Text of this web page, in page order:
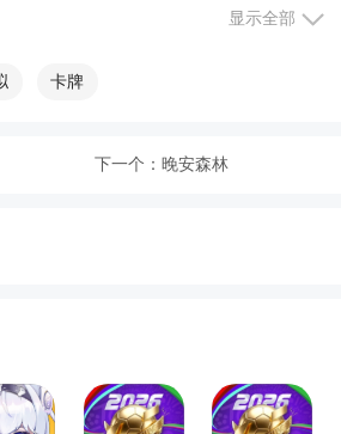
、5个祈福签、5连抽的新手开局
入驻周礼包商店：发放4星魂魄
礼进驻月礼包商店：500勾玉、5
的名将都在这里登场，招募他们
显示全部
卡牌
下一个： 晚安森林